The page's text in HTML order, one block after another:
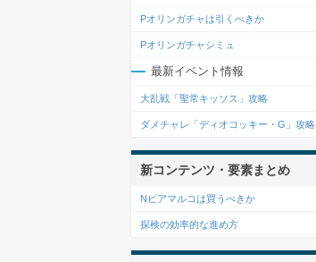
Pオリンガチャは引くべきか
Pオリンガチャシミュ
最新イベント情報
大乱戦「聖常キッソス」攻略
ダメチャレ「ディオコッキー・G」攻略
新コンテンツ・要素まとめ
Nピアマルコは買うべきか
探検の効率的な進め方